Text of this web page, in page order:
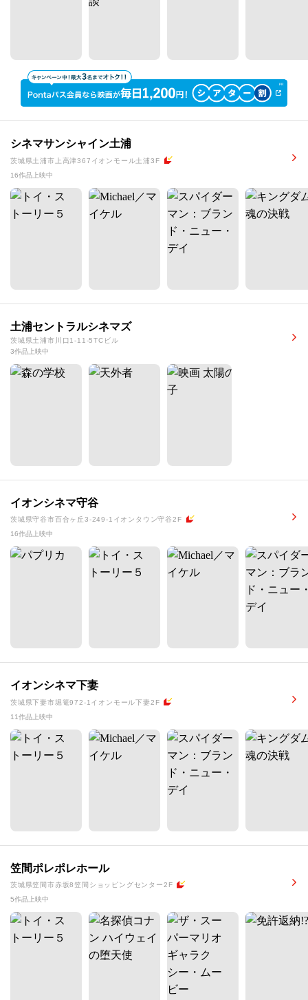
シネマサンシャイン土浦
茨城県土浦市上高津367イオンモール土浦3F
16作品上映中
土浦セントラルシネマズ
茨城県土浦市川口1-11-5TCビル
3作品上映中
イオンシネマ守谷
茨城県守谷市百合ヶ丘3-249-1イオンタウン守谷2F
16作品上映中
イオンシネマ下妻
茨城県下妻市堀篭972-1イオンモール下妻2F
11作品上映中
笠間ポレポレホール
茨城県笠間市赤坂8笠間ショッピングセンター2F
5作品上映中